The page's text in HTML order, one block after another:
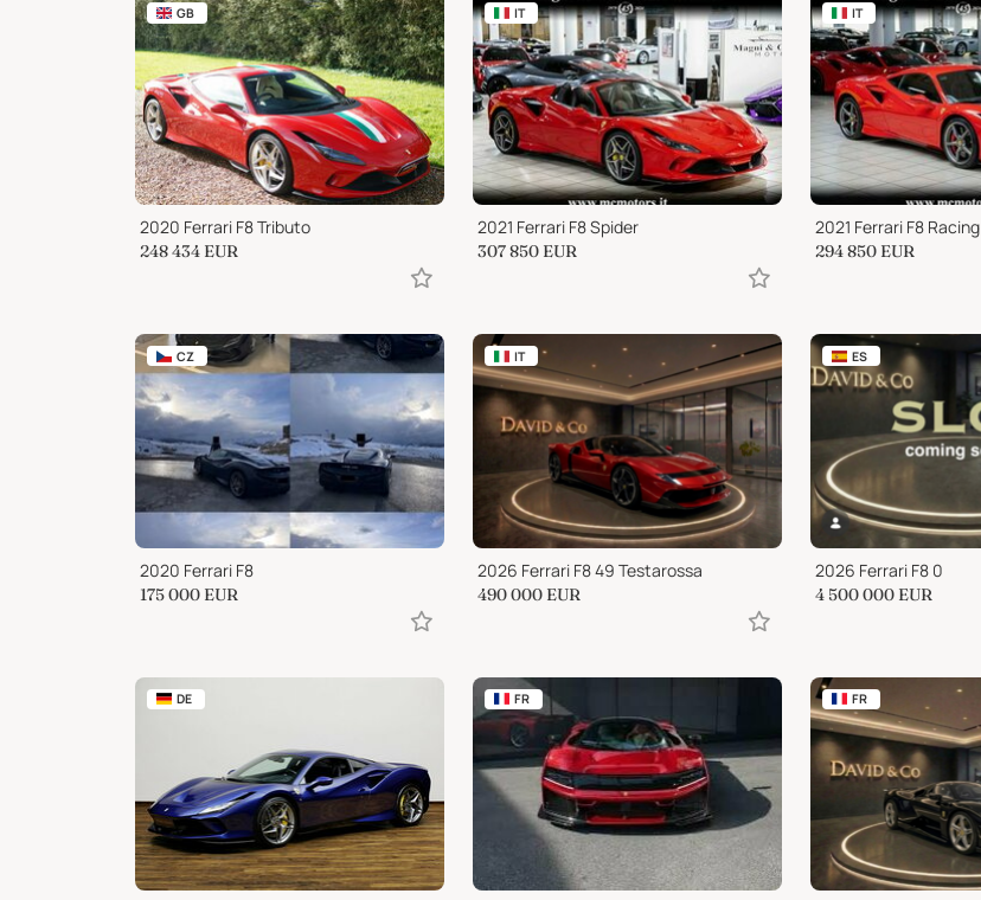
GB
2020 Ferrari F8 Tributo
248 434 EUR
IT
2021 Ferrari F8 Spider
307 850 EUR
IT
2021 Ferrari F8 Racing
294 850 EUR
CZ
2020 Ferrari F8
175 000 EUR
IT
2026 Ferrari F8 49 Testarossa
490 000 EUR
ES
2026 Ferrari F8 0
4 500 000 EUR
DE FR FR